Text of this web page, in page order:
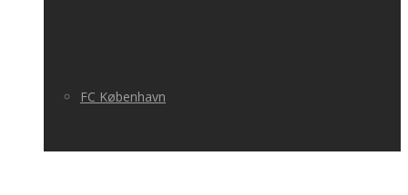
FC København